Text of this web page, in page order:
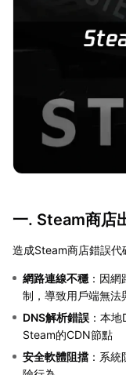
一. Steam商店
造成Steam商店錯誤代
網路連線不穩 ：因
制，導致用戶端無法
DNS解析錯誤 ：本
Steam的CDN節點
安全軟體阻擋 ：系